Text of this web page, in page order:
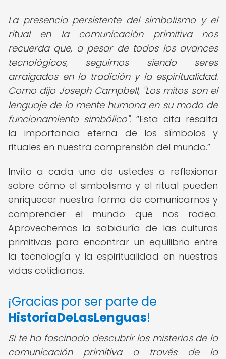
La presencia persistente del simbolismo y el
ritual en la comunicación primitiva nos
recuerda que, a pesar de todos los avances
tecnológicos, seguimos siendo seres
arraigados en la tradición y la espiritualidad.
Como dijo Joseph Campbell, "Los mitos son el
lenguaje de la mente humana en su modo de
funcionamiento simbólico".
Esta cita resalta
la importancia eterna de los símbolos y
rituales en nuestra comprensión del mundo.
Invito a cada uno de ustedes a reflexionar
sobre cómo el simbolismo y el ritual pueden
enriquecer nuestra forma de comunicarnos y
comprender el mundo que nos rodea.
Aprovechemos la sabiduría de las culturas
primitivas para encontrar un equilibrio entre
la tecnología y la espiritualidad en nuestras
vidas cotidianas.
¡Gracias por ser parte de
HistoriaDeLasLenguas!
Si te ha fascinado descubrir los misterios de la
comunicación primitiva a través de la